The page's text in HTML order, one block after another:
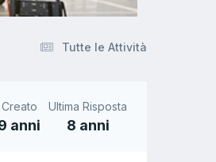
Tutte le Attività
Creato
anni
Ultima Risposta
8 anni